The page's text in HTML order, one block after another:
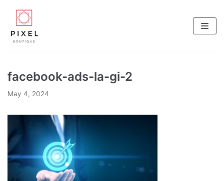
Skip
to
content
facebook-ads-la-gi-2
May 4, 2024